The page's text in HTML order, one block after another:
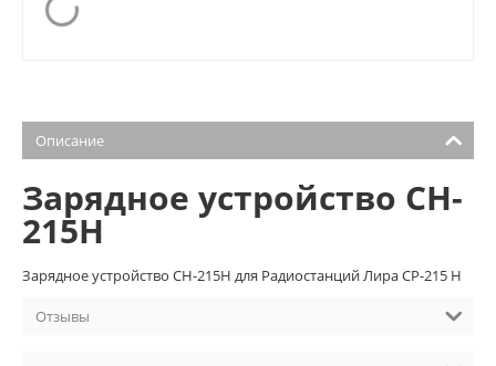
Описание
Зарядное устройство CH-
215H
Зарядное устройство CH-215H для Радиостанций Лира CP-215 H
Отзывы